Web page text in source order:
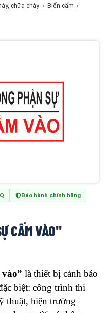
chữa cháy › Biển cấm ›
Bảo hành chính hãng
CẤM VÀO"
là thiết bị cảnh báo
biệt: công trình thi
thuật, hiện trường